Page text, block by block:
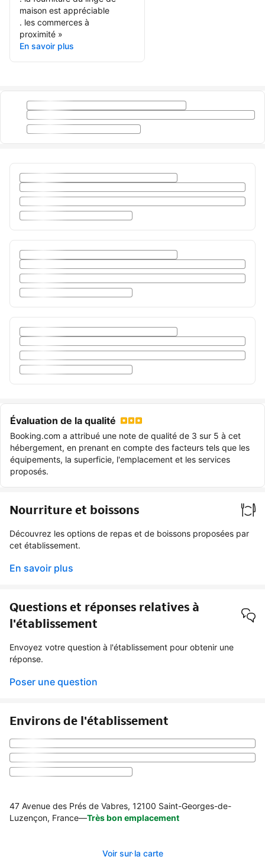
maison est appréciable
. les commerces à
proximité »
En savoir plus
Évaluation de la qualité
Booking.com a attribué une note de qualité de 3 sur 5 à cet
hébergement, en prenant en compte des facteurs tels que les
équipements, la superficie, l'emplacement et les services
proposés.
Nourriture et boissons
Découvrez les options de repas et de boissons proposées par
cet établissement.
En savoir plus
Questions et réponses relatives à
l'établissement
Envoyez votre question à l'établissement pour obtenir une
réponse.
Poser une question
Environs de l'établissement
47 Avenue des Prés de Vabres, 12100 Saint-Georges-de-
Luzençon, France—Très bon emplacement
Voir sur la carte